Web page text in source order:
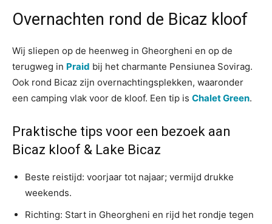
Overnachten rond de Bicaz kloof
Wij sliepen op de heenweg in Gheorgheni en op de
terugweg in Praid bij het charmante Pensiunea Sovirag.
Ook rond Bicaz zijn overnachtingsplekken, waaronder
een camping vlak voor de kloof. Een tip is Chalet Green.
Praktische tips voor een bezoek aan
Bicaz kloof & Lake Bicaz
Beste reistijd: voorjaar tot najaar; vermijd drukke
weekends.
Richting: Start in Gheorgheni en rijd het rondje tegen